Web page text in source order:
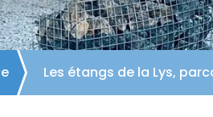
Les étangs de la Lys,